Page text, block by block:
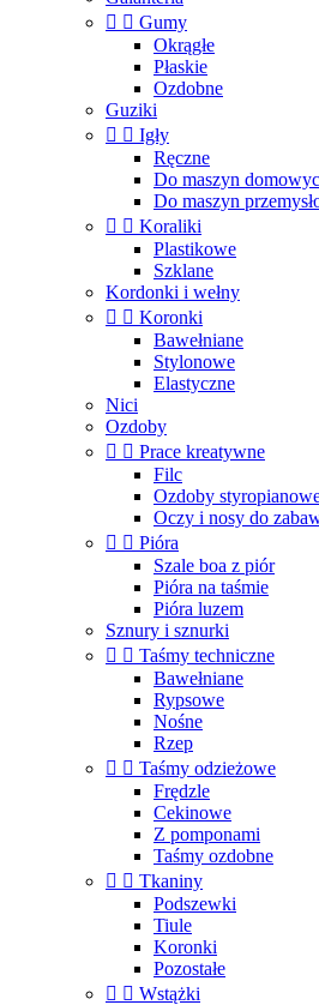
  Gumy
Okrągłe
Płaskie
Ozdobne
Guziki
  Igły
Ręczne
Do maszyn
Do maszyn
  Koraliki
Plastikowe
Szklane
Kordonki i wełny
  Koronki
Bawełniane
Stylonowe
Elastyczne
Nici
Ozdoby
  Prace kreatywne
Filc
Ozdoby
Oczy i nosy do
  Pióra
Szale boa z piór
Pióra na taśmie
Pióra luzem
Sznury i sznurki
  Taśmy techniczne
Bawełniane
Rypsowe
Nośne
Rzep
  Taśmy odzieżowe
Frędzle
Cekinowe
Z pomponami
Taśmy ozdobne
  Tkaniny
Podszewki
Tiule
Koronki
Pozostałe
  Wstążki